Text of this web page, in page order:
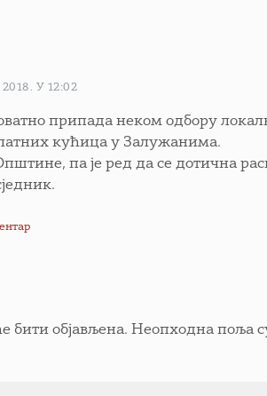
У 12:02
припада неком одбору
кућица у Залужанима.
па је ред да се дотична
бити објављена. Неопходна поља